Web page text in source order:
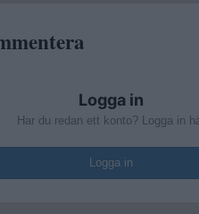
Logga in
Har du redan ett konto? Logga in
Logga in